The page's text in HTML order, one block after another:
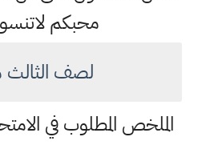
محبكم
لصف
الملخص المطلوب في